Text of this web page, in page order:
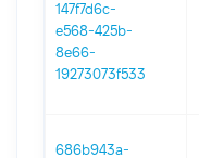
147f7d6c-
e568-425b-
8e66-
19273073f533
686b943a-